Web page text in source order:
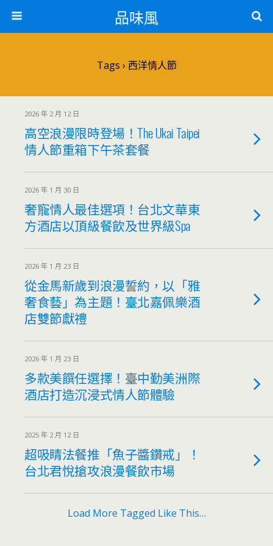
品味風
Tags › 西洋情人節
2026 年 2 月 12 日
高空浪漫限時登場！The Ukai Taipei
情人節重箱下午茶套餐
2026 年 1 月 30 日
奢寵情人最佳選項！台北文華東
方酒店以頂級餐飲及世界級Spa
2026 年 1 月 23 日
從金馬新歲到浪漫誓約，以「雅
奢食藝」為主題！臺北嘉佩樂酒
店雙節獻禮
2026 年 1 月 23 日
多款美饌任選擇！臺中勤美洲際
酒店打造沉浸式情人節體驗
2025 年 2 月 12 日
超吸睛法餐推「魚子醬鑽戒」！
台北君悅搶攻浪漫餐飲市場
Load More Tagged Like This…